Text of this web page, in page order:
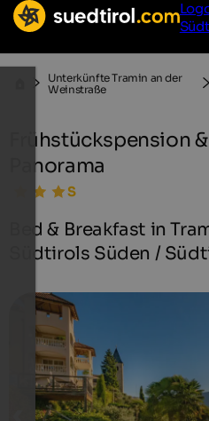
Unterkünfte Tramin an der
Weinstraße
Frühstückspension
Panorama
Bed & Breakfast in
Südtirols Süden /